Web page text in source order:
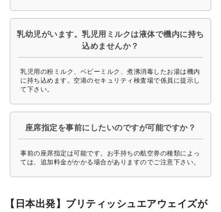
乳幼児がいます。乳児用ミルクは液体で機内に持ち
込めませんか？
乳児用の粉ミルク、ベビーミルク、煮沸消毒したお湯は機内
に持ち込めます。空港のセキュリティ検査場で係員に提示し
て下さい。
座席指定を事前にしたいのですが可能ですか？
事前の座席指定は可能です。お手持ちの航空券の種類によっ
ては、追加料金がかかる場合がありますのでご注意下さい。
【日本出発】ブリティッシュエアウェイズが